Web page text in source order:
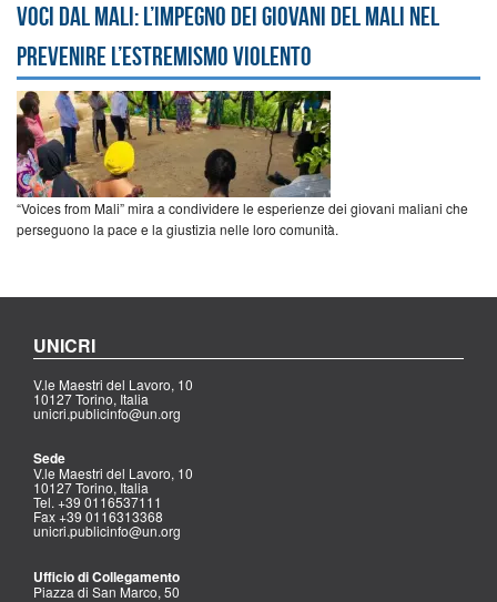
Voci dal Mali: l’impegno dei giovani del Mali nel
prevenire l’estremismo violento
“Voices from Mali” mira a condividere le esperienze dei giovani maliani che
perseguono la pace e la giustizia nelle loro comunità.
UNICRI
V.le Maestri del Lavoro, 10
10127 Torino, Italia
unicri.publicinfo@un.org
Sede
V.le Maestri del Lavoro, 10
10127 Torino, Italia
Tel. +39 0116537111
Fax +39 0116313368
unicri.publicinfo@un.org
Ufficio di Collegamento
Piazza di San Marco, 50